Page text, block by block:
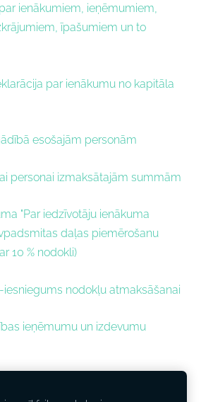
ienākumiem, ieņēmumiem,
īpašumiem un to
par ienākumu no kapitāla
esošajām personām
personai izmaksātajām summām
"Par iedzīvotāju ienākuma
daļas piemērošanu
10 % nodokli)
nodokļu atmaksāšanai
ieņēmumu un izdevumu